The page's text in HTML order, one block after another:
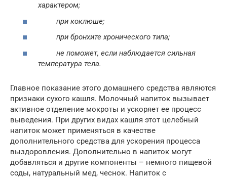
характером;
при коклюше;
при бронхите хронического типа;
не поможет, если наблюдается сильная
температура тела.
Главное показание этого домашнего средства являются
признаки сухого кашля. Молочный напиток вызывает
активное отделение мокроты и ускоряет ее процесс
выведения. При других видах кашля этот целебный
напиток может применяться в качестве
дополнительного средства для ускорения процесса
выздоровления. Дополнительно в напиток могут
добавляться и другие компоненты – немного пищевой
соды, натуральный мед, чеснок. Напиток с